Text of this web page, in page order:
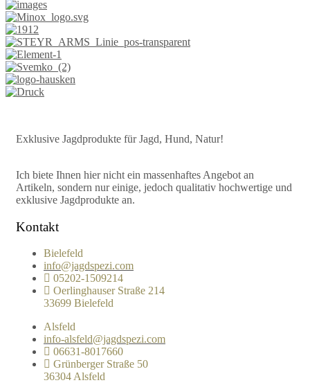
Exklusive Jagdprodukte für Jagd, Hund, Natur!
Ich biete Ihnen hier nicht ein massenhaftes Angebot an
Artikeln, sondern nur einige, jedoch qualitativ hochwertige und
exklusive Jagdprodukte an.
Kontakt
Bielefeld
info@jagdspezi.com
05202-1509214
Oerlinghauser Straße 214
33699 Bielefeld
Alsfeld
info-alsfeld@jagdspezi.com
06631-8017660
Grünberger Straße 50
36304 Alsfeld